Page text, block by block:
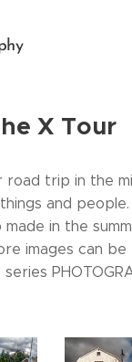
X Tour
road trip in the
and
in the
images can be